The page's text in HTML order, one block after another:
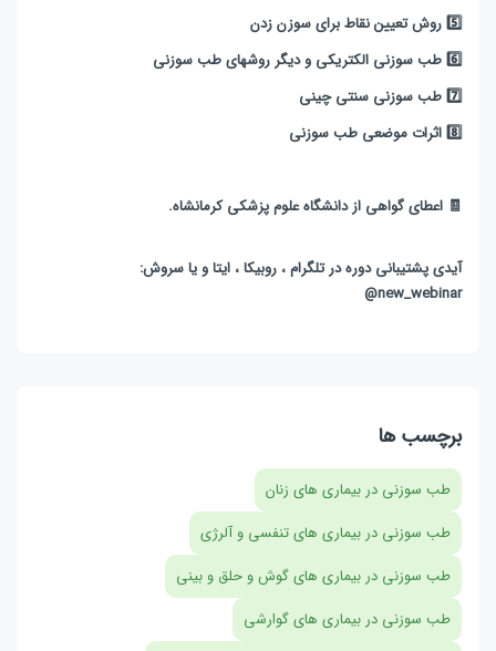
5️⃣ روش تعیین نقاط برای سوزن زدن
6️⃣ طب سوزنی الکتریکی و دیگر روشهای طب سوزنی
7️⃣ طب سوزنی سنتی چینی
8️⃣ اثرات موضعی طب سوزنی
🧾 اعطای گواهی از دانشگاه علوم پزشکی کرمانشاه.
آیدی پشتیبانی دوره در تلگرام ، روبیکا ، ایتا و یا سروش:
new_webinar@
برچسب ها
طب سوزنی در بیماری های زنان
طب سوزنی در بیماری های تنفسی و آلرژی
طب سوزنی در بیماری های گوش و حلق و بینی
طب سوزنی در بیماری های گوارشی